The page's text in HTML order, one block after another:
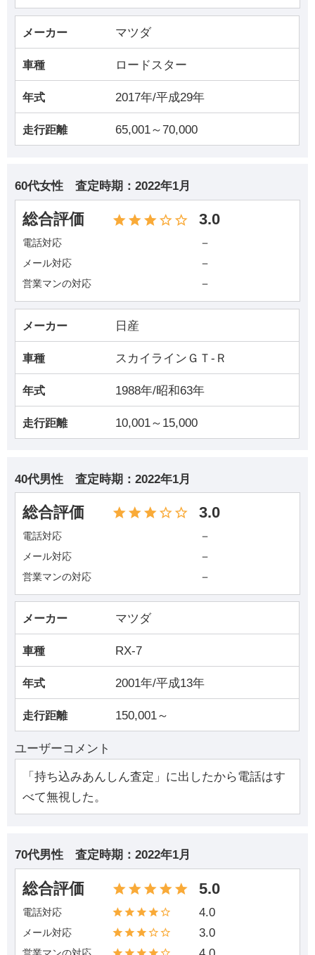
メーカー マツダ
車種 ロードスター
年式 2017年/平成29年
走行距離 65,001～70,000
60代女性 査定時期： 2022年1月
総合評価 3.0
電話対応 －
メール対応 －
営業マンの対応 －
メーカー 日産
車種 スカイラインＧＴ‐Ｒ
年式 1988年/昭和63年
走行距離 10,001～15,000
40代男性 査定時期： 2022年1月
総合評価 3.0
電話対応 －
メール対応 －
営業マンの対応 －
メーカー マツダ
車種 RX-7
年式 2001年/平成13年
走行距離 150,001～
ユーザーコメント
「持ち込みあんしん査定」に出したから電話はす
べて無視した。
70代男性 査定時期： 2022年1月
総合評価 5.0
電話対応 4.0
メール対応 3.0